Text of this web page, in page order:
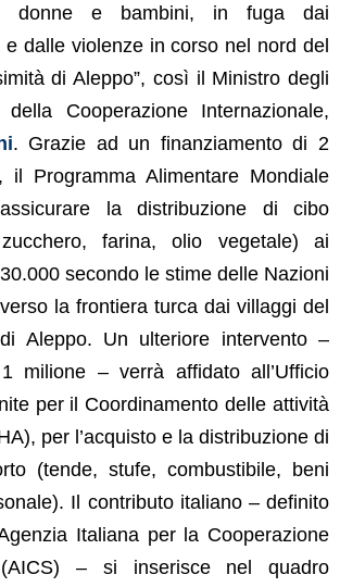
donne e bambini, in fuga dai
e dalle violenze in corso nel nord del
di Aleppo”, così il Ministro degli
Cooperazione Internazionale,
. Grazie ad un finanziamento di 2
il Programma Alimentare Mondiale
la distribuzione di cibo
farina, olio vegetale) ai
secondo le stime delle Nazioni
la frontiera turca dai villaggi del
Aleppo. Un ulteriore intervento –
milione – verrà affidato all’Ufficio
per il Coordinamento delle attività
per l’acquisto e la distribuzione di
(tende, stufe, combustibile, beni
Il contributo italiano – definito
Italiana per la Cooperazione
– si inserisce nel quadro